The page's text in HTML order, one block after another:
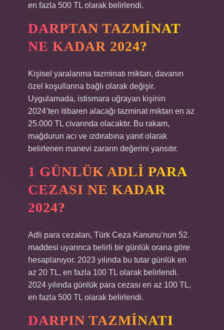
en fazla 500 TL olarak belirlendi.
DARPTAN TAZMINAT
NE KADAR 2024?
Kişisel yaralanma tazminatı miktarı, davanın
özel koşullarına bağlı olarak değişir.
Uygulamada, istismara uğrayan kişinin
2024’ten itibaren alacağı tazminat miktarı en az
25.000 TL civarında olacaktır. Bu rakam,
mağdurun acı ve ızdırabına yanıt olarak
belirlenen manevi zararın değerini yansıtır.
1 GÜNLÜK ADLI PARA
CEZASI NE KADAR
2024?
Adli para cezaları, Türk Ceza Kanunu’nun 52.
maddesi uyarınca belirli bir günlük orana göre
hesaplanıyor. 2023 yılında bu tutar günlük en
az 20 TL, en fazla 100 TL olarak belirlendi.
2024 yılında günlük para cezası en az 100 TL,
en fazla 500 TL olarak belirlendi.
DARPIN TAZMINATI